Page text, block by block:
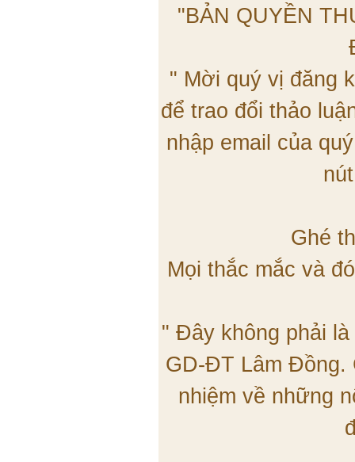
"BẢN QUYỀN
" Mời quý vị đăng
để trao đổi thảo
nhập email của
Ghé
Mọi thắc mắc và
" Đây không phải
GD-ĐT Lâm Đồng.
nhiệm về những